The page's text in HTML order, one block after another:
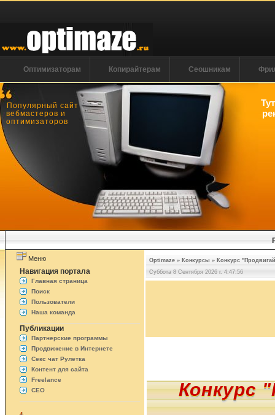
Оптимизаторам Копирайтерам Сеошникам
Популярный сайт
вебмастеров и
оптимизаторов
Меню
Навигация портала
Главная страница
Поиск
Пользователи
Наша команда
Публикации
Партнерские программы
Продвижение в Интернете
Секс чат Рулетка
Контент для сайта
Freelance
СЕО
Optimaze » Конкурсы » Конкурс
Суббота 8 Сентября 2026 г. 4:47:57
Конкурс